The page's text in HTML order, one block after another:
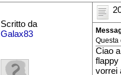
Scritto da
Galax83
Questa
Ciao
flappy
vorrei